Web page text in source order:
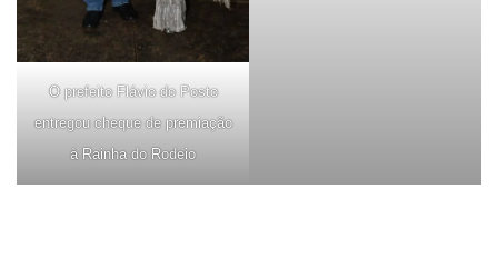
O prefeito Flávio do Posto
entregou cheque de premiação
à Rainha do Rodeio